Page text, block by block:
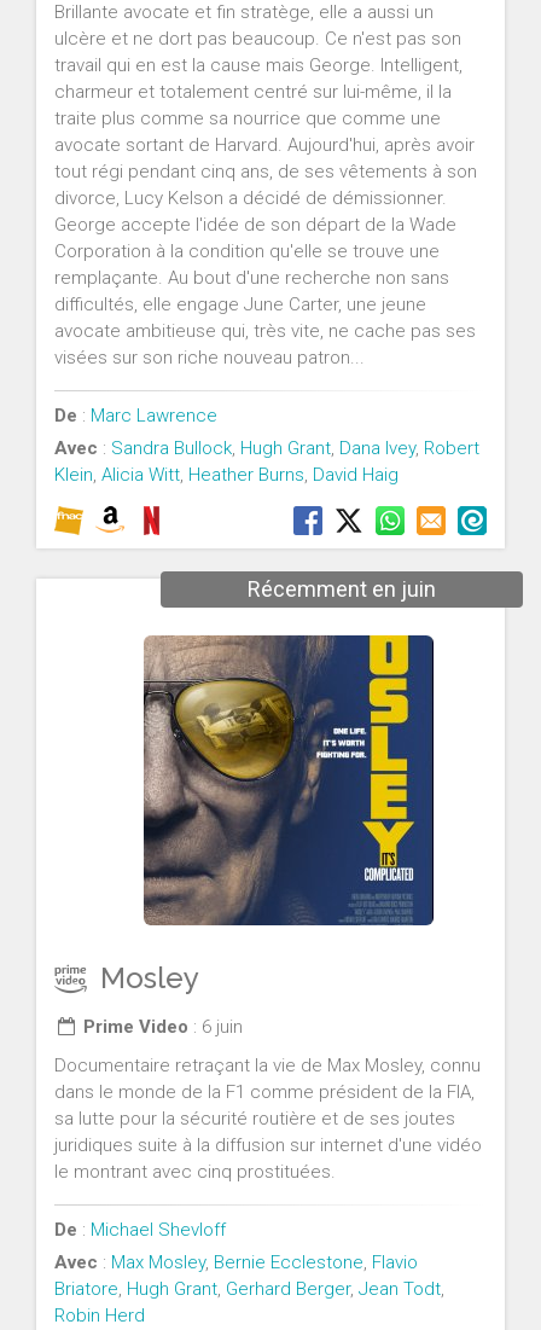
Brillante avocate et fin stratège, elle a aussi un
ulcère et ne dort pas beaucoup. Ce n'est pas son
travail qui en est la cause mais George. Intelligent,
charmeur et totalement centré sur lui-même, il la
traite plus comme sa nourrice que comme une
avocate sortant de Harvard. Aujourd'hui, après avoir
tout régi pendant cinq ans, de ses vêtements à son
divorce, Lucy Kelson a décidé de démissionner.
George accepte l'idée de son départ de la Wade
Corporation à la condition qu'elle se trouve une
remplaçante. Au bout d'une recherche non sans
difficultés, elle engage June Carter, une jeune
avocate ambitieuse qui, très vite, ne cache pas ses
visées sur son riche nouveau patron...
De : Marc Lawrence
Avec : Sandra Bullock, Hugh Grant, Dana Ivey, Robert
Klein, Alicia Witt, Heather Burns, David Haig
Récemment en juin
Mosley
Prime Video : 6 juin
Documentaire retraçant la vie de Max Mosley, connu
dans le monde de la F1 comme président de la FIA,
sa lutte pour la sécurité routière et de ses joutes
juridiques suite à la diffusion sur internet d'une vidéo
le montrant avec cinq prostituées.
De : Michael Shevloff
Avec : Max Mosley, Bernie Ecclestone, Flavio
Briatore, Hugh Grant, Gerhard Berger, Jean Todt,
Robin Herd